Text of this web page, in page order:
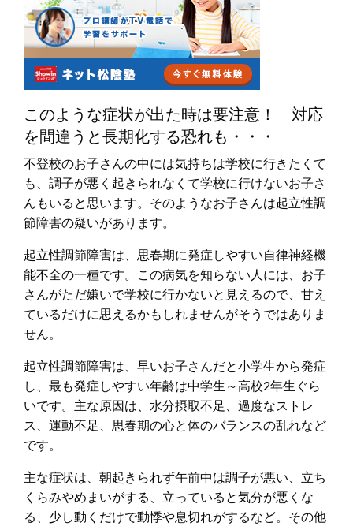
このような症状が出た時は要注意！ 対応
を間違うと長期化する恐れも・・・
不登校のお子さんの中には気持ちは学校に行きたくて
も、調子が悪く起きられなくて学校に行けないお子さ
んもいると思います。そのようなお子さんは起立性調
節障害の疑いがあります。
起立性調節障害は、思春期に発症しやすい自律神経機
能不全の一種です。この病気を知らない人には、お子
さんがただ嫌いで学校に行かないと見えるので、甘え
ているだけに思えるかもしれませんがそうではありま
せん。
起立性調節障害は、早いお子さんだと小学生から発症
し、最も発症しやすい年齢は中学生～高校2年生ぐら
いです。主な原因は、水分摂取不足、過度なストレ
ス、運動不足、思春期の心と体のバランスの乱れなど
です。
主な症状は、朝起きられず午前中は調子が悪い、立ち
くらみやめまいがする、立っていると気分が悪くな
る、少し動くだけで動悸や息切れがするなど。その他